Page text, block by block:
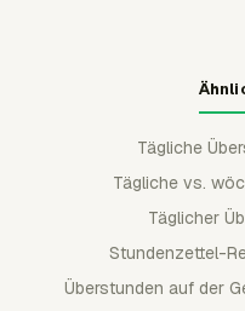
Tägliche
Tägliche vs.
Täglicher
Stundenzettel-
Überstunden auf der